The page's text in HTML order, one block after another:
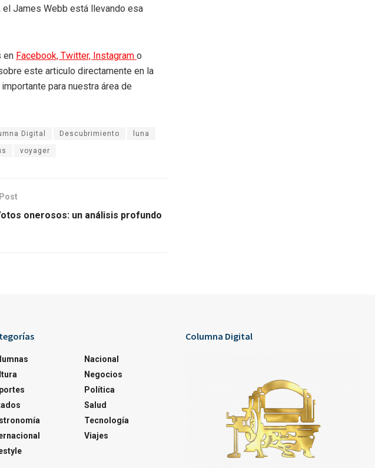
James Webb está llevando esa
en Facebook, Twitter, Instagram o
este articulo directamente en la
para nuestra área de
Digital Descubrimiento luna
voyager
onerosos: un análisis profundo
Nacional
Negocios
Política
Salud
Tecnología
Viajes
Columna Digital